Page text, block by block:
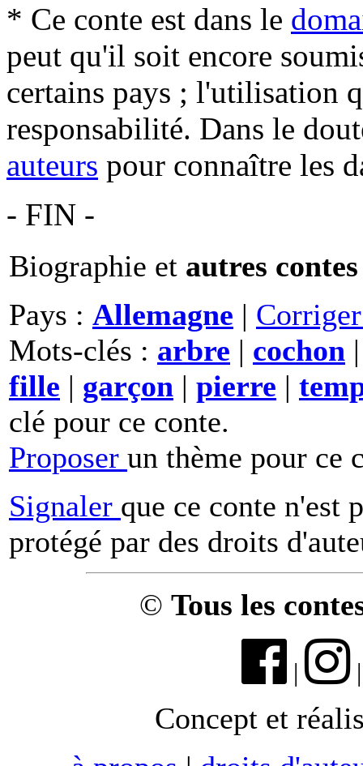
* Ce conte est dans le
peut qu'il soit encore
certains pays ; l'utilisation
responsabilité. Dans le
auteurs pour connaître les
- FIN -
Biographie et autres contes
Pays : Allemagne |
Mots-clés : arbre | cochon
fille | garçon | pierre |
clé pour ce conte.
Proposer un thème pour ce
Signaler que ce conte n'est
protégé par des droits
© Tous les
|
Concept et